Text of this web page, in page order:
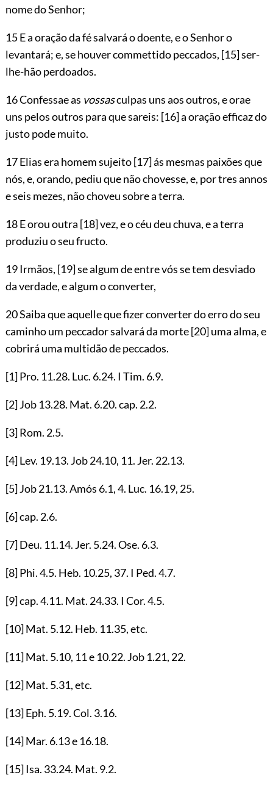
nome do Senhor;
15 E a oração da fé salvará o doente, e o Senhor o
levantará; e, se houver commettido peccados, [15]ser-
lhe-hão perdoados.
16 Confessae as vossasculpas uns aos outros, e orae
uns pelos outros para que sareis: [16]a oração efficaz do
justo pode muito.
17 Elias era homem sujeito[17]ás mesmas paixões que
nós, e, orando, pediu que não chovesse, e, por tres annos
e seis mezes, não choveu sobre a terra.
18 E orou outra [18]vez, e o céu deu chuva, e a terra
produziu o seu fructo.
19 Irmãos, [19]se algum de entre vós se tem desviado
da verdade, e algum o converter,
20 Saiba que aquelle que fizer converter do erro do seu
caminho um peccador salvará da morte[20]uma alma, e
cobrirá uma multidão de peccados.
[1]Pro. 11.28. Luc. 6.24. I Tim. 6.9.
[2]Job 13.28. Mat. 6.20. cap. 2.2.
[3]Rom. 2.5.
[4]Lev. 19.13. Job24.10, 11. Jer. 22.13.
[5]Job21.13. Amós 6.1,4. Luc. 16.19, 25.
[6]cap. 2.6.
[7]Deu. 11.14. Jer. 5.24. Ose. 6.3.
[8]Phi.4.5. Heb. 10.25, 37. I Ped.4.7.
[9]cap.4.11. Mat. 24.33. I Cor.4.5.
[10]Mat. 5.12. Heb. 11.35, etc.
[11]Mat. 5.10, 11e 10.22. Job 1.21, 22.
[12]Mat. 5.31, etc.
[13]Eph. 5.19. Col. 3.16.
[14]Mar. 6.13e 16.18.
[15]Isa. 33.24. Mat. 9.2.